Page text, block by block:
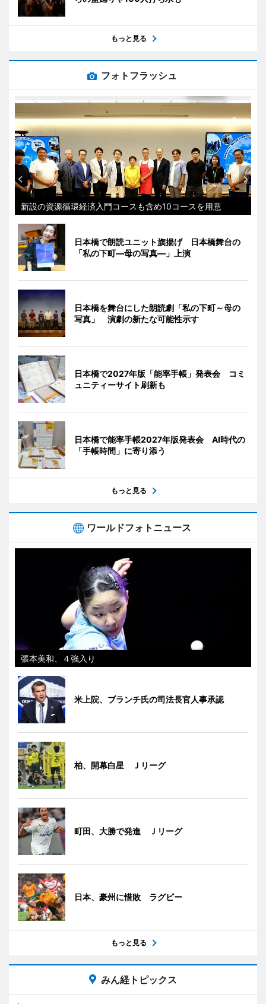
もっと見る
フォトフラッシュ
新設の資源循環経済入門コースも含め10コースを用意
日本橋で朗読ユニット旗揚げ 日本橋舞台の
「私の下町―母の写真―」上演
日本橋を舞台にした朗読劇「私の下町～母の
写真」 演劇の新たな可能性示す
日本橋で2027年版「能率手帳」発表会 コミ
ュニティーサイト刷新も
日本橋で能率手帳2027年版発表会 AI時代の
「手帳時間」に寄り添う
もっと見る
ワールドフォトニュース
張本美和、４強入り
米上院、ブランチ氏の司法長官人事承認
柏、開幕白星 Ｊリーグ
町田、大勝で発進 Ｊリーグ
日本、豪州に惜敗 ラグビー
もっと見る
みん経トピックス